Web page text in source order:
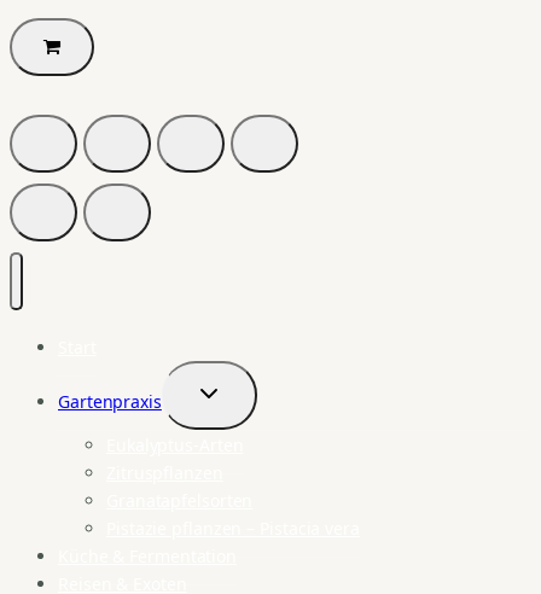
Gartenpraxis
Untermenü
umschalten